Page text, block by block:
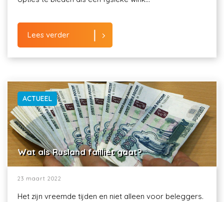
Lees verder
ACTUEEL
Wat als Rusland failliet gaat?
23 maart 2022
Het zijn vreemde tijden en niet alleen voor beleggers.